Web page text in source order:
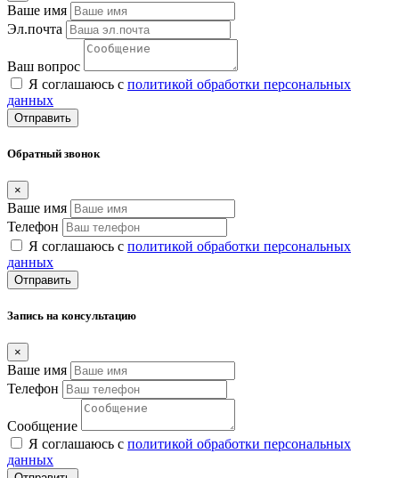
Ваше имя
Эл.почта
Ваш вопрос
Я соглашаюсь с политикой обработки персональных
данных
Отправить
Обратный звонок
×
Ваше имя
Телефон
Я соглашаюсь с политикой обработки персональных
данных
Отправить
Запись на консультацию
×
Ваше имя
Телефон
Сообщение
Я соглашаюсь с политикой обработки персональных
данных